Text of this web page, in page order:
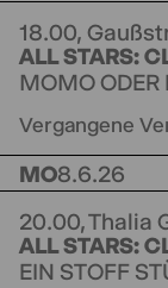
18.00,
ALL STARS:
MOMO ODER
Vergangene
MO8.6.26
20.00,Thalia
ALL STARS:
EIN STOFF